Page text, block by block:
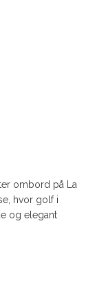
ombord på La
hvor golf i
og elegant